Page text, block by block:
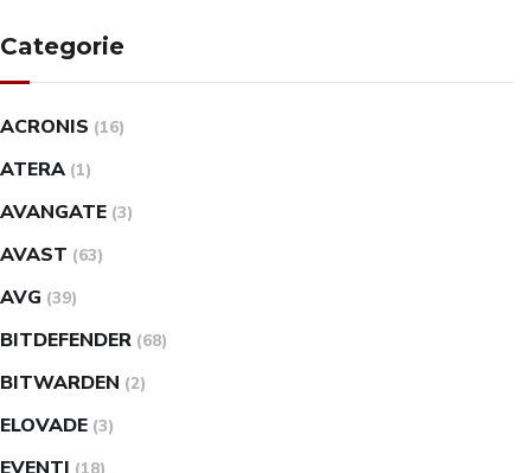
Categorie
ACRONIS (16)
ATERA (1)
AVANGATE (3)
AVAST (63)
AVG (39)
BITDEFENDER (68)
BITWARDEN (2)
ELOVADE (3)